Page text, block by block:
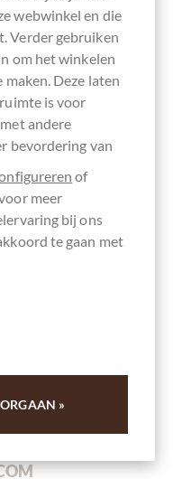
gefüllt -
webwinkel en die
Verder gebruiken
om het winkelen
Deze laten
is voor
andere
bevordering van
of
meer
bij ons
te gaan met
»